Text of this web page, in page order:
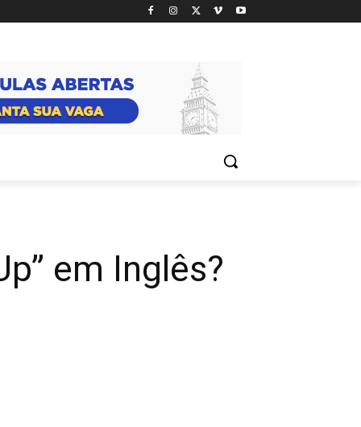
em Inglês?